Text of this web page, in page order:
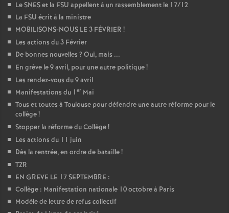
Le SNES et la FSU appellent à un rassemblement le 17/12
La FSU écrit à la ministre
MOBILISONS-NOUS LE 3 FÉVRIER !
Les actions du 3 Février
De bonnes nouvelles ? Oui, mais ...
En grève le 9 avril, pour une autre politique!
Les rendez-vous du 9 avril
Manifestations du 1 er Mai
Tous et toutes à Toulouse pour défendre une autre réforme pour le
collège!
Stopper la réforme du Collège!
Les actions du 11 juin
Dès la rentrée, en ordre de bataille!
TZR
EN GREVE LE 17 SEPTEMBRE :
Collège : Manifestation nationale 10 octobre à Paris
Modèle de lettre de refus collectif